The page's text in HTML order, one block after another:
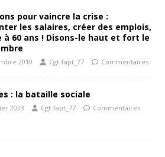
pour vaincre la crise :
les salaires, créer des emplois,
60 ans ! Disons-le haut et fort le
2010 Cgt-fapt_77
Commentaires
: la bataille sociale
2023 Cgt-fapt_77
Commentaires